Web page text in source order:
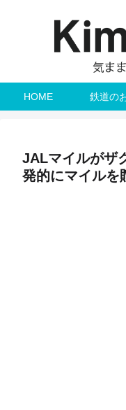
HOME 鉄道の
JALマイルがザ
発的にマイルを